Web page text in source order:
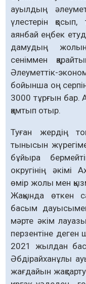
ауылдың
үлестерін қосып,
аянбай еңбек
дамудың
сеніммен
Әлеуметтік-
бойынша оң серпін
3000 тұрғын бар.
қамтып отыр.
Туған жердің
тынысын
бұйыра
округінің әкімі
өмір жолы мен
Жақында өткен
басым
мәрте әкім
перзентіне деген
2021 жылдан
Әбдірайханұлы
жағдайын